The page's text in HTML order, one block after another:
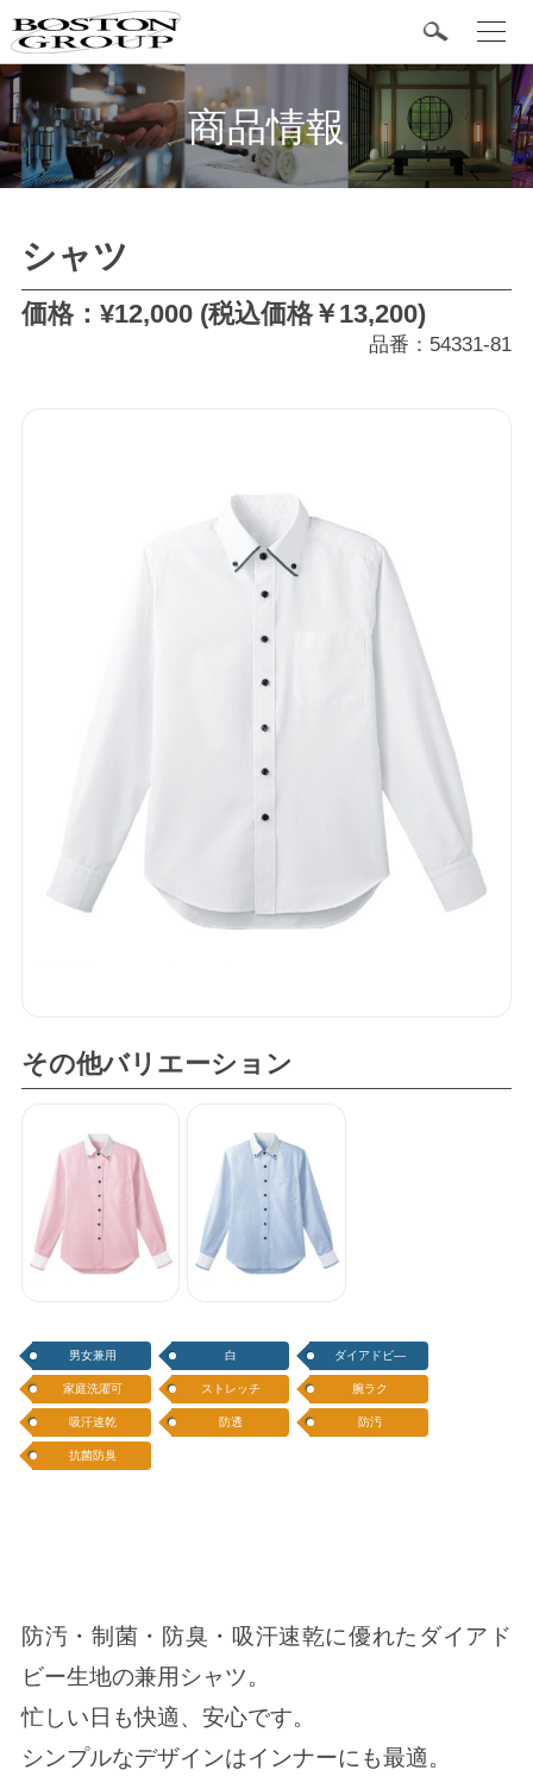
商品情報
BOSTON 定番商品
シャツ
シャツ
価格：¥12,000 (税込価格￥13,200)
品番：54331-81
男女兼用 白 ダイアドビ―
家庭洗濯可 ストレッチ 腕ラク
吸汗速乾 防透 防汚
抗菌防臭
防汚・制菌・防臭・吸汗速乾に優れたダイアド
ビー生地の兼用シャツ。
忙しい日も快適、安心です。
シンプルなデザインはインナーにも最適。
その他バリエーション
t
g
e
n
a
v
i